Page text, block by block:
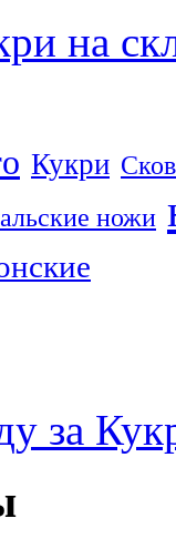
на
Кукри
ножи
за